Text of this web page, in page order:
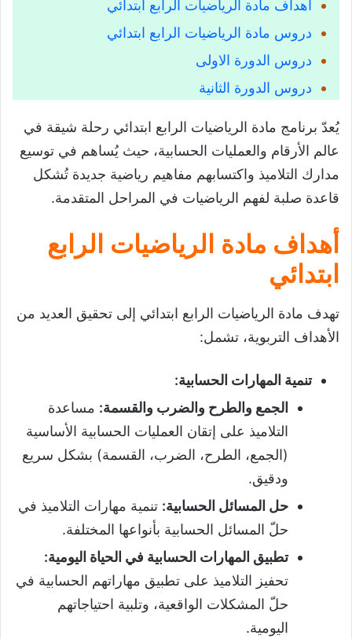
أهداف مادة الرياضيات الرابع ابتدائي
دروس مادة الرياضيات الرابع ابتدائي
دروس الدورة الاولى
دروس الدورة الثانية
يُعدّ برنامج مادة الرياضيات الرابع ابتدائي رحلة شيقة في
عالم الأرقام والعمليات الحسابية، حيث يُساهم في توسيع
مدارك التلاميذ واكتسابهم مفاهيم رياضية جديدة تُشكل
قاعدة صلبة لفهم الرياضيات في المراحل المتقدمة.
أهداف مادة الرياضيات الرابع
ابتدائي
تهدف مادة الرياضيات الرابع ابتدائي إلى تحقيق العديد من
الأهداف التربوية، تشمل:
تنمية المهارات الحسابية:
الجمع والطرح والضرب والقسمة: مساعدة
التلاميذ على إتقان العمليات الحسابية الأساسية
(الجمع، الطرح، الضرب، القسمة) بشكل سريع
ودقيق.
حل المسائل الحسابية: تنمية مهارات التلاميذ في
حلّ المسائل الحسابية بأنواعها المختلفة.
تطبيق المهارات الحسابية في الحياة اليومية:
تحفيز التلاميذ على تطبيق مهاراتهم الحسابية في
حلّ المشكلات الواقعية، وتلبية احتياجاتهم
اليومية.